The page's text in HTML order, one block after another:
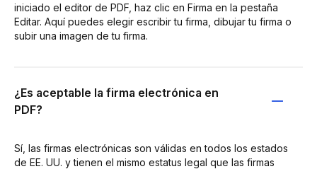
iniciado el editor de PDF, haz clic en Firma en la pestaña
Editar. Aquí puedes elegir escribir tu firma, dibujar tu firma o
subir una imagen de tu firma.
¿Es aceptable la firma electrónica en
PDF?
Sí, las firmas electrónicas son válidas en todos los estados
de EE. UU. y tienen el mismo estatus legal que las firmas